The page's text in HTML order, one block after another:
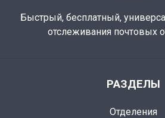
Быстрый, бесплатный,
отслеживания почтовых
РАЗДЕЛЫ
Отделения